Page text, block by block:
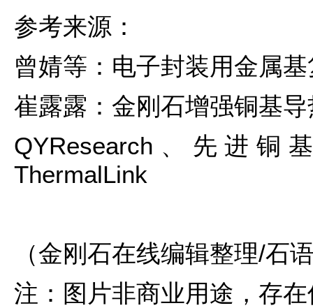
参考来源：
曾婧等：电子封装用金属
崔露露：金刚石增强铜基
QYResearch、先进
ThermalLink
（金刚石在线编辑整理/石
注：图片非商业用途，存